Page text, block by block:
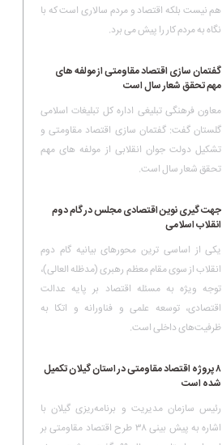
هم نیست بلکه اقتصاد و مردم سالاری است که با
نگاه به مردم کار را پیش می برد.
گفتمان سازی اقتصاد مقاومتی از مولفه های
مهم تحقق شعار سال است
معاون فرهنگی تبلیغی اداره کل تبلیغات اسلامی
گلستان گفت: گفتمان سازی اقتصاد مقاومتی و
تشکیل دولت جوان انقلابی از مولفه های مهم
تحقق شعار سال است.
جهت گیری نوین اقتصادی مجلس در گام دوم
انقلاب اسلامی
یکی از اساسی ترین محورهای بیانیه گام دوم
انقلاب از سوی مقام معظم رهبری (مدظله العالی)،
توجه ویژه به مسئله اقتصاد بر پایه عدالت
اقتصادی، توسعه علمی و فناورانه و اتکا به
ظرفیت‌های داخلی است.
۸ پروژه اقتصاد مقاومتی در استان گیلان تکمیل
شده است
رئیس سازمان مدیریت و برنامه‌ریزی گیلان با
اشاره به پیش بینی ۳۸ طرح اقتصاد مقاومتی بر